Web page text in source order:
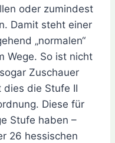
oder zumindest
Damit steht einer
„normalen“
Wege. So ist nicht
Zuschauer
die Stufe II
Diese für
Stufe haben –
26 hessischen